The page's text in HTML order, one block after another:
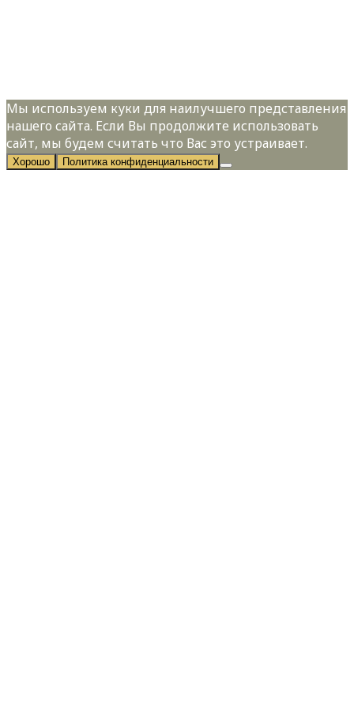
Мы используем куки для наилучшего представления
нашего сайта. Если Вы продолжите использовать
сайт, мы будем считать что Вас это устраивает.
Хорошо Политика конфиденциальности